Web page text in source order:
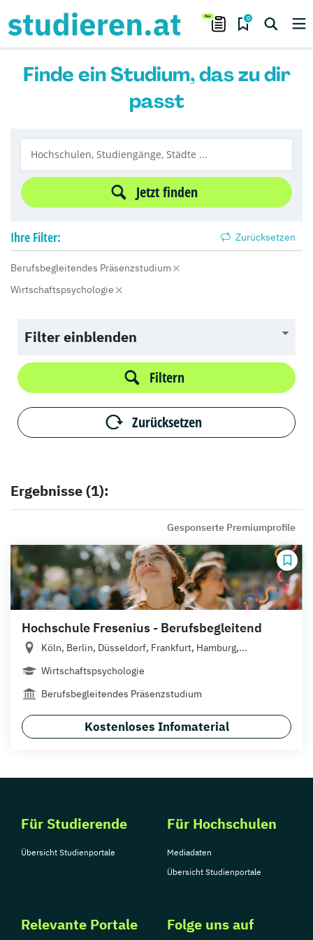
0
Finde ein Studium, das zu dir
passt
Jetzt finden
Ihre Filter: Zurücksetzen
Berufsbegleitendes Präsenzstudium
Wirtschaftspsychologie
Filter einblenden
Filtern
Zurücksetzen
Ergebnisse (1):
Gesponserte Premiumprofile
Hochschule Fresenius - Berufsbegleitend
Köln, Berlin, Düsseldorf, Frankfurt, Hamburg,...
Wirtschaftspsychologie
Berufsbegleitendes Präsenzstudium
Kostenloses Infomaterial
Für Studierende
Übersicht Studienportale
Für Hochschulen
Mediadaten
Übersicht Studienportale
Relevante Portale Folge uns auf